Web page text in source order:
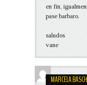
en fin,
pase barbaro.
saludos
vane
MARCELA BASCH